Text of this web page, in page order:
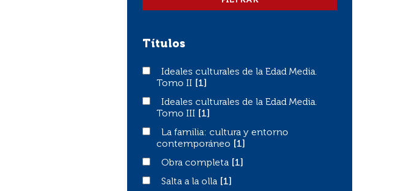
Títulos
Ideales culturales de la Edad Media. Tomo II
Ideales culturales de la Edad Media.
Tomo II
[1]
Ideales culturales de la Edad Media. Tomo III
Ideales culturales de la Edad Media.
Tomo III
[1]
La familia: cultura y entorno contemporáneo
La familia: cultura y entorno
contemporáneo
[1]
Obra completa
Obra completa
[1]
Salta a la olla
Salta a la olla [1]